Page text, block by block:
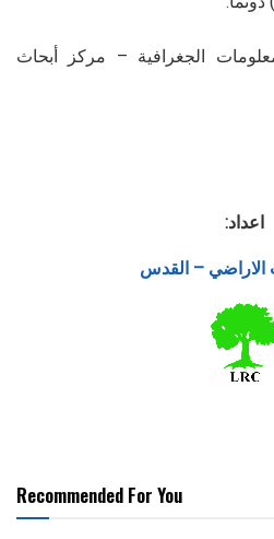
الجغرافية – مركز أبحاث
اعداد:
الاراضي – القدس
Recommended For You